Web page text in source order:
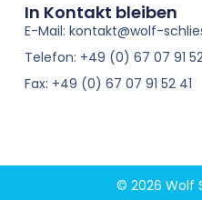
In Kontakt bleiben
E-Mail: kontakt@wolf-
Telefon: +49 (0) 67 07 91
Fax: +49 (0) 67 07 91 52 41
© 2026 Wolf